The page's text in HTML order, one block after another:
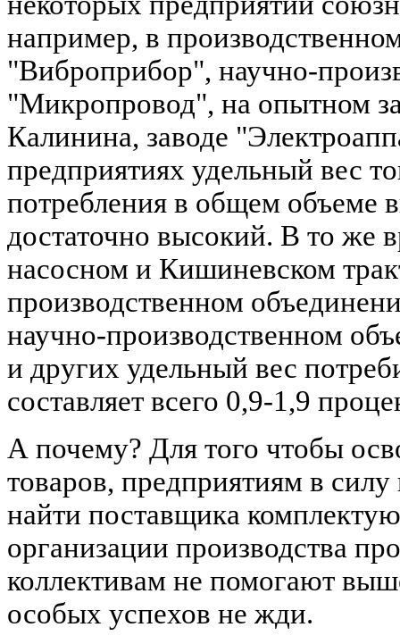
например, в
"Виброприбор", научно-
"Микропровод", на опытном
Калинина, заводе
предприятиях удельный вес
потребления в общем объеме
достаточно высокий. В то же
насосном и Кишиневском
производственном
научно-производственном
и других удельный вес
составляет всего 0,9-1,9
А почему? Для того чтобы
товаров, предприятиям в
найти поставщика
организации производства
коллективам не помогают
особых успехов не жди.